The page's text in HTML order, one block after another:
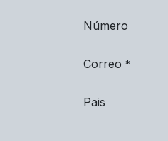
Número
Correo *
Pais